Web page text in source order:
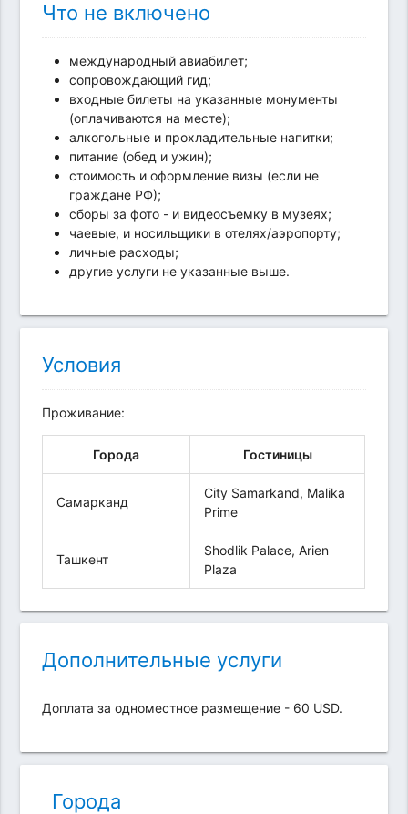
Что не включено
международный авиабилет;
сопровождающий гид;
входные билеты на указанные монументы
(оплачиваются на месте);
алкогольные и прохладительные напитки;
питание (обед и ужин);
стоимость и оформление визы (если не
граждане РФ);
сборы за фото - и видеосъемку в музеях;
чаевые, и носильщики в отелях/аэропорту;
личные расходы;
другие услуги не указанные выше.
Условия
Проживание:
Города Гостиницы
Самарканд
City Samarkand, Malika
Prime
Ташкент
Shodlik Palace, Arien
Plaza
Дополнительные услуги
Доплата за одноместное размещение - 60 USD.
Города